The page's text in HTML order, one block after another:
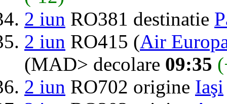
2 iun RO381 destinatie
2 iun RO415 (Air
(MAD> decolare 09:35
2 iun RO702 origine Iaşi